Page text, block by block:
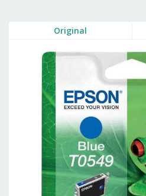
Original